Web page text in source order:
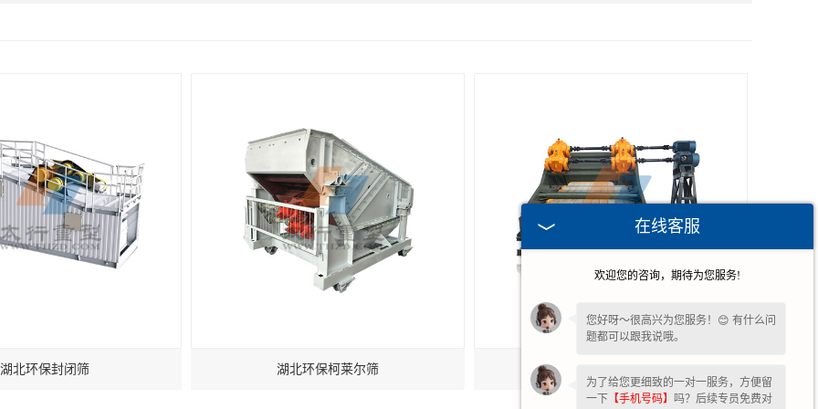
湖北环保封闭筛 湖北环保柯莱尔筛
在线客服
欢迎您的咨询，期待为您服务!
您好呀～很高兴为您服务！😊 有什么问
题都可以跟我说哦。
为了给您更细致的一对一服务，方便留
一下 【手机号码】 吗？后续专员免费对